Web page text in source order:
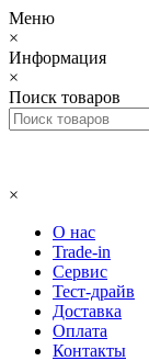
Меню
×
Информация
×
Поиск товаров
×
О нас
Trade-in
Сервис
Тест-драйв
Доставка
Оплата
Контакты